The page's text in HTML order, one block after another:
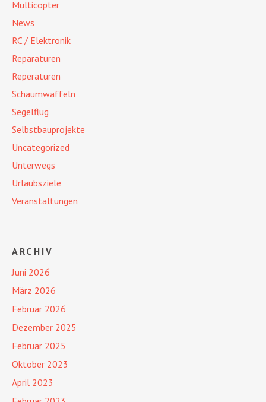
Multicopter
News
RC / Elektronik
Reparaturen
Reperaturen
Schaumwaffeln
Segelflug
Selbstbauprojekte
Uncategorized
Unterwegs
Urlaubsziele
Veranstaltungen
ARCHIV
Juni 2026
März 2026
Februar 2026
Dezember 2025
Februar 2025
Oktober 2023
April 2023